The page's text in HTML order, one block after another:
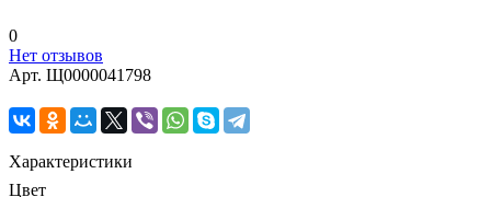
0
Нет отзывов
Арт. Щ0000041798
Характеристики
Цвет